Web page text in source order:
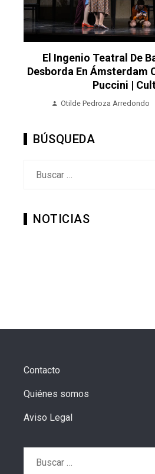
La Policía Nacional
Como Sospechoso De
De Una Mujer En
Otilde Pedroza Arredondo
BÚSQUEDA
NOTICIAS
Contacto
Quiénes somos
Aviso Legal